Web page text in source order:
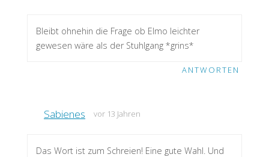
Bleibt ohnehin die Frage ob Elmo leichter
gewesen wäre als der Stuhlgang *grins*
ANTWORTEN
Sabienes vor 13 Jahren
Das Wort ist zum Schreien! Eine gute Wahl. Und